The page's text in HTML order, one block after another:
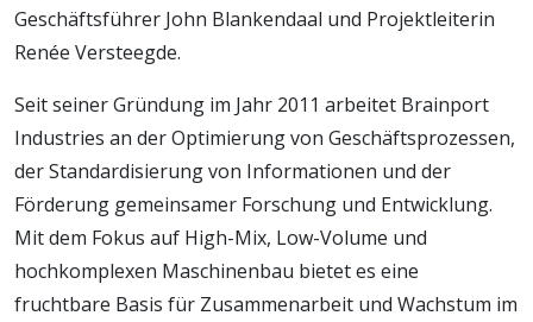
Geschäftsführer John Blankendaal und Projektleiterin
Renée Versteegde.
Seit seiner Gründung im Jahr 2011 arbeitet Brainport
Industries an der Optimierung von Geschäftsprozessen,
der Standardisierung von Informationen und der
Förderung gemeinsamer Forschung und Entwicklung.
Mit dem Fokus auf High-Mix, Low-Volume und
hochkomplexen Maschinenbau bietet es eine
fruchtbare Basis für Zusammenarbeit und Wachstum im